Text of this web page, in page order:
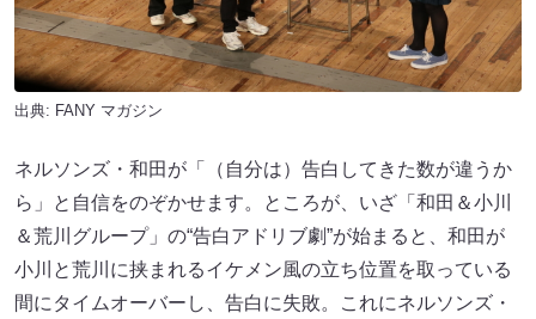
出典: FANY マガジン
ネルソンズ・和田が「（自分は）告白してきた数が違うか
ら」と自信をのぞかせます。ところが、いざ「和田＆小川
＆荒川グループ」の“告白アドリブ劇”が始まると、和田が
小川と荒川に挟まれるイケメン風の立ち位置を取っている
間にタイムオーバーし、告白に失敗。これにネルソンズ・